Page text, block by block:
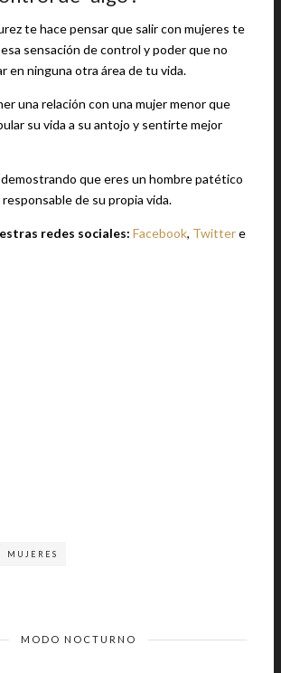
te hace pensar que salir con mujeres te
sensación de control y poder que no
en ninguna otra área de tu vida.
una relación con una mujer menor que
su vida a su antojo y sentirte mejor
que eres un hombre patético
de su propia vida.
redes sociales: Facebook, Twittere
MUJERES
MODO NOCTURNO